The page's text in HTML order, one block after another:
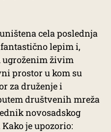
cela poslednja
lepim i,
ugroženim živim
prostor u kom su
za druženje i
društvenih mreža
novosadskog
je upozorio: